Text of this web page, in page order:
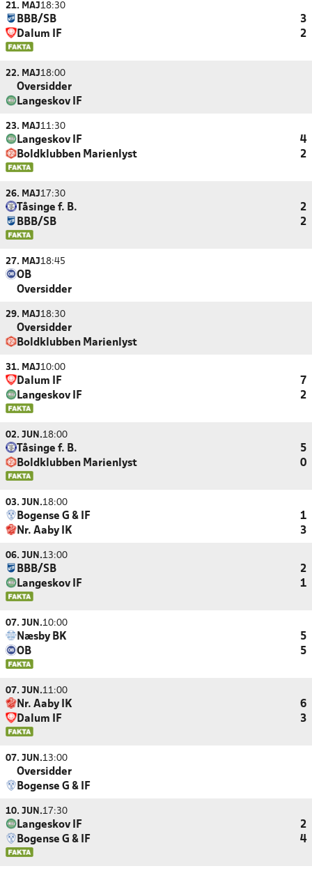
21. MAJ18:30
BBB/SB
3
Dalum IF
2
22. MAJ18:00
Oversidder
Langeskov IF
23. MAJ11:30
Langeskov IF
4
Boldklubben Marienlyst
2
26. MAJ17:30
Tåsinge f. B.
2
BBB/SB
2
27. MAJ18:45
OB
Oversidder
29. MAJ18:30
Oversidder
Boldklubben Marienlyst
31. MAJ10:00
Dalum IF
7
Langeskov IF
2
02. JUN.18:00
Tåsinge f. B.
5
Boldklubben Marienlyst
0
03. JUN.18:00
Bogense G & IF
1
Nr. Aaby IK
3
06. JUN.13:00
BBB/SB
2
Langeskov IF
1
07. JUN.10:00
Næsby BK
5
OB
5
07. JUN.11:00
Nr. Aaby IK
6
Dalum IF
3
07. JUN.13:00
Oversidder
Bogense G & IF
10. JUN.17:30
Langeskov IF
2
Bogense G & IF
4